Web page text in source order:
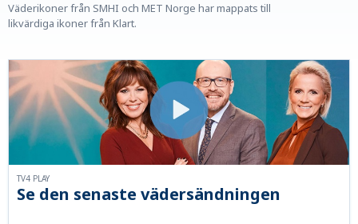
Väderikoner från SMHI och MET Norge har mappats till
likvärdiga ikoner från Klart.
Se den senaste vädersändningen
TV4 PLAY